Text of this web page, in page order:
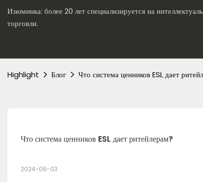
Изюминка: более 20 лет специализируется на
торговли.
Highlight Блог Что система ценников ESL дает
Что система ценников ESL дает ритейлерам?
2024-06-03